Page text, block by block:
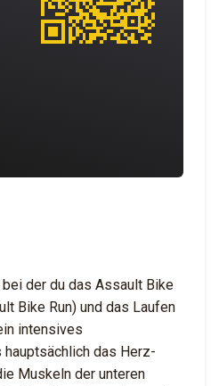
on the App Store
on Google Play
der du das Assault Bike
Bike Run) und das Laufen
intensives
hauptsächlich das Herz-
Muskeln der unteren